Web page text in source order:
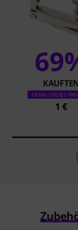
GENAU DIESES
1 €